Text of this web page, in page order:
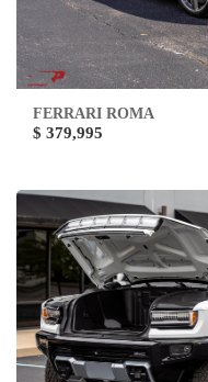
FERRARI ROMA
$ 379,995